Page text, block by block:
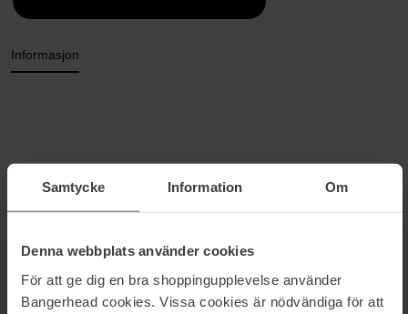
Samtycke Information Om
Denna webbplats använder cookies
För att ge dig en bra shoppingupplevelse använder
Bangerhead cookies. Vissa cookies är nödvändiga för att
Informasjon
Hjem